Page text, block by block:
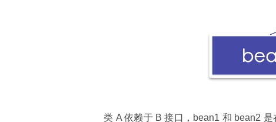
类 A 依赖于 B 接口，bean1 和 bean2